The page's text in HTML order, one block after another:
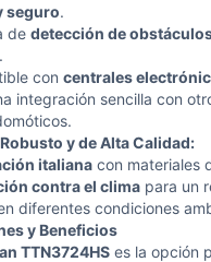
seguro.
de detección de
con centrales
integración sencilla con
y de Alta Calidad:
italiana con materiales
contra el clima para un
diferentes condiciones
y Beneficios
TTN3724HS es la opción